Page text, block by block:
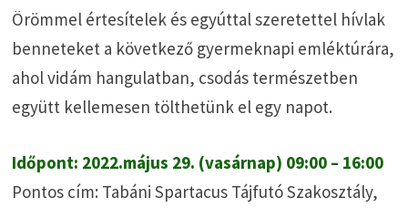
Örömmel értesítelek és egyúttal szeretettel hívlak
benneteket a következő gyermeknapi emléktúrára,
ahol vidám hangulatban, csodás természetben
együtt kellemesen tölthetünk el egy napot.
Időpont: 2022.május 29. (vasárnap) 09:00 – 16:00
Pontos cím: Tabáni Spartacus Tájfutó Szakosztály,